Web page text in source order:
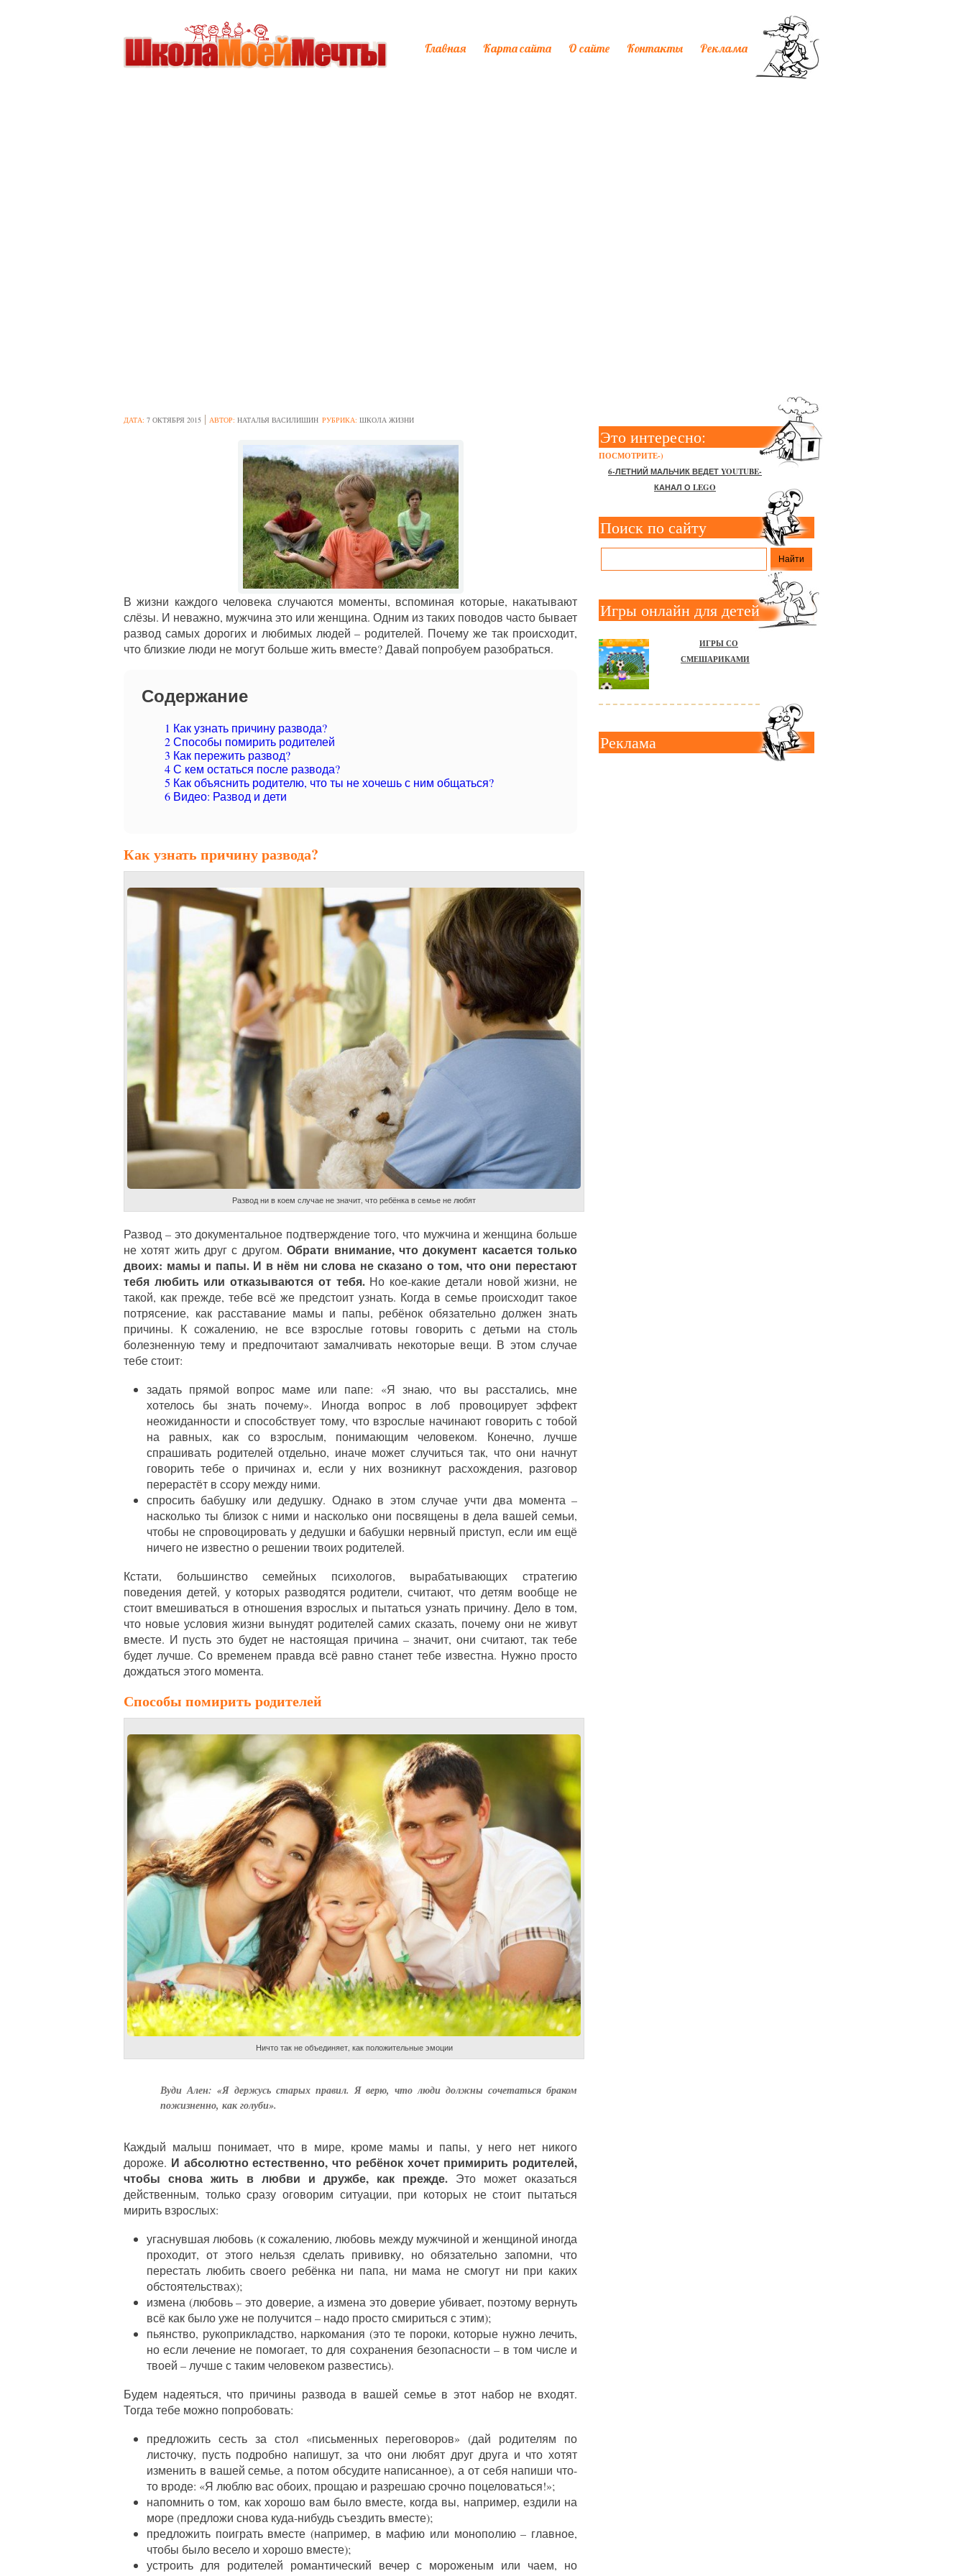
Главная Карта сайта О сайте Контакты Реклама
ДАТА: 7 ОКТЯБРЯ 2015 АВТОР: НАТАЛЬЯ ВАСИЛИШИН РУБРИКА: ШКОЛА ЖИЗНИ
В жизни каждого человека случаются моменты, вспоминая которые, накатывают
слёзы. И неважно, мужчина это или женщина. Одним из таких поводов часто бывает
развод самых дорогих и любимых людей – родителей. Почему же так происходит,
что близкие люди не могут больше жить вместе? Давай попробуем разобраться.
Содержание
1 Как узнать причину развода?
2Способы помирить родителей
3 Как пережить развод?
4С кем остаться после развода?
5 Как объяснить родителю, что ты не хочешь с ним общаться?
6 Видео: Развод и дети
Как узнать причину развода?
Развод ни в коем случае не значит, что ребёнка в семье не любят
Развод – это документальное подтверждение того, что мужчина и женщина больше
не хотят жить друг с другом.Обрати внимание, что документ касается только
двоих: мамы и папы. И в нём ни слова не сказано о том, что они перестают
тебя любить или отказываются от тебя.Но кое-какие детали новой жизни, не
такой, как прежде, тебе всё же предстоит узнать. Когда в семье происходит такое
потрясение, как расставание мамы и папы, ребёнок обязательно должен знать
причины. К сожалению, не все взрослые готовы говорить с детьми на столь
болезненную тему и предпочитают замалчивать некоторые вещи. В этом случае
тебе стоит:
задать прямой вопрос маме или папе: «Я знаю, что вы расстались, мне
хотелось бы знать почему». Иногда вопрос в лоб провоцирует эффект
неожиданности и способствует тому, что взрослые начинают говорить с тобой
на равных, как со взрослым, понимающим человеком. Конечно, лучше
спрашивать родителей отдельно, иначе может случиться так, что они начнут
говорить тебе о причинах и, если у них возникнут расхождения, разговор
перерастёт в ссору между ними.
спросить бабушку или дедушку. Однако в этом случае учти два момента –
насколько ты близок с ними и насколько они посвящены в дела вашей семьи,
чтобы не спровоцировать у дедушки и бабушки нервный приступ, если им ещё
ничего не известно о решении твоих родителей.
Кстати, большинство семейных психологов, вырабатывающих стратегию
поведения детей, у которых разводятся родители, считают, что детям вообще не
стоит вмешиваться в отношения взрослых и пытаться узнать причину. Дело в том,
что новые условия жизни вынудят родителей самих сказать, почему они не живут
вместе. И пусть это будет не настоящая причина – значит, они считают, так тебе
будет лучше. Со временем правда всё равно станет тебе известна. Нужно просто
дождаться этого момента.
Способы помирить родителей
Ничто так не объединяет, как положительные эмоции
Вуди Ален: «Я держусь старых правил. Я верю, что люди должны сочетаться браком
пожизненно, как голуби».
Каждый малыш понимает, что в мире, кроме мамы и папы, у него нет никого
дороже. И абсолютно естественно, что ребёнок хочет примирить родителей,
чтобы снова жить в любви и дружбе, как прежде. Это может оказаться
действенным, только сразу оговорим ситуации, при которых не стоит пытаться
мирить взрослых:
угаснувшая любовь (к сожалению, любовь между мужчиной и женщиной иногда
проходит, от этого нельзя сделать прививку, но обязательно запомни, что
перестать любить своего ребёнка ни папа, ни мама не смогут ни при каких
обстоятельствах);
измена (любовь – это доверие, а измена это доверие убивает, поэтому вернуть
всё как было уже не получится – надо просто смириться с этим);
пьянство, рукоприкладство, наркомания (это те пороки, которые нужно лечить,
но если лечение не помогает, то для сохранения безопасности – в том числе и
твоей – лучше с таким человеком развестись).
Будем надеяться, что причины развода в вашей семье в этот набор не входят.
Тогда тебе можно попробовать:
предложить сесть за стол «письменных переговоров» (дай родителям по
листочку, пусть подробно напишут, за что они любят друг друга и что хотят
изменить в вашей семье, а потом обсудите написанное), а от себя напиши что-
то вроде: «Я люблю вас обоих, прощаю и разрешаю срочно поцеловаться!»;
напомнить о том, как хорошо вам было вместе, когда вы, например, ездили на
море (предложи снова куда-нибудь съездить вместе);
предложить поиграть вместе (например, в мафию или монополию – главное,
чтобы было весело и хорошо вместе);
устроить для родителей романтический вечер с мороженым или чаем, но
Это интересно:
ПОСМОТРИТЕ-)
6-ЛЕТНИЙ МАЛЬЧИК ВЕДЕТ YOUTUBE-
КАНАЛ О LEGO
Поиск по сайту
Игры онлайн для детей
ИГРЫ СО
СМЕШАРИКАМИ
Реклама